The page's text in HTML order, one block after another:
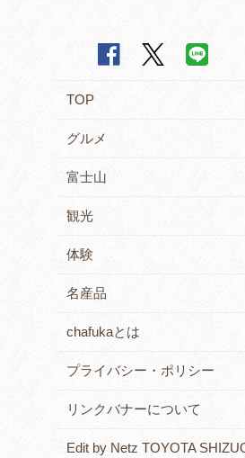
TOP
グルメ
富士山
観光
体験
名産品
chafukaとは
プライバシー・ポリシー
リンクバナーについて
Edit by Netz TOYOTA